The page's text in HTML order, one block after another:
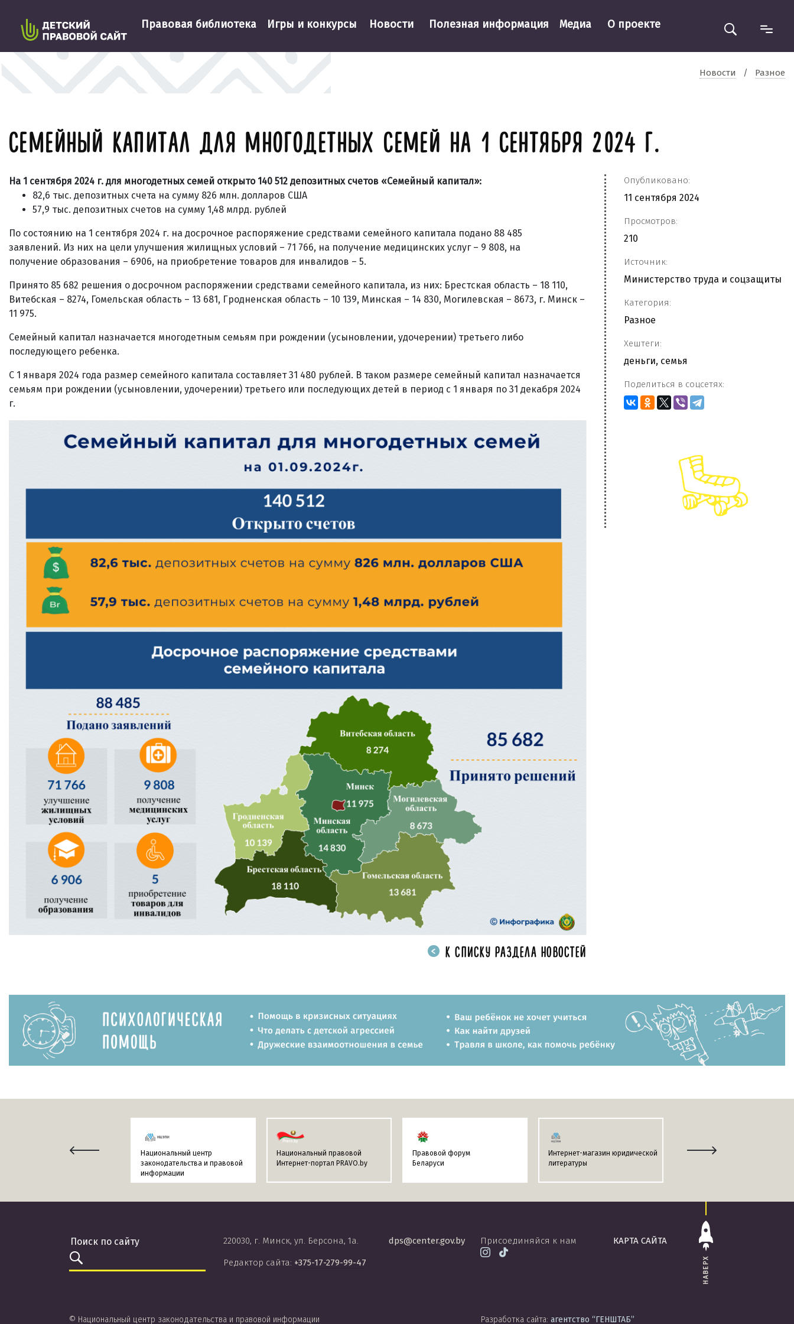
Правовая библиотека Игры и конкурсы Новости Полезная информация Медиа О проекте
Новости / Разное
СЕМЕЙНЫЙ КАПИТАЛ ДЛЯ МНОГОДЕТНЫХ СЕМЕЙ НА 1 СЕНТЯБРЯ 2024 Г.
На 1 сентября 2024 г. для многодетных семей открыто 140 512 депозитных счетов «Семейный капитал»:
82,6 тыс. депозитных счета на сумму 826 млн. долларов США
57,9 тыс. депозитных счетов на сумму 1,48 млрд. рублей
По состоянию на 1 сентября 2024 г. на досрочное распоряжение средствами семейного капитала подано 88 485
заявлений. Из них на цели улучшения жилищных условий – 71 766, на получение медицинских услуг– 9 808, на
получение образования – 6906, на приобретение товаров для инвалидов – 5.
Принято 85 682 решения о досрочном распоряжении средствами семейного капитала, из них: Брестская область – 18 110,
Витебская – 8274, Гомельская область – 13 681, Гродненская область – 10 139, Минская – 14 830, Могилевская – 8673, г. Минск –
11 975.
Семейный капитал назначается многодетным семьям при рождении (усыновлении, удочерении) третьего либо
последующего ребенка.
С 1 января 2024 года размер семейного капитала составляет 31 480 рублей. В таком размере семейный капитал назначается
семьям при рождении (усыновлении, удочерении) третьего или последующих детей в период с 1 января по 31 декабря 2024
г.
Опубликовано:
11 сентября 2024
Просмотров:
210
Источник:
Министерство труда и соцзащиты
Категория:
Разное
Хештеги:
деньги, семья
Поделиться в соцсетях:
К СПИСКУ РАЗДЕЛА НОВОСТЕЙ
Национальный центр
законодательства и правовой
информации
Национальный правовой
Интернет-портал PRAVO.by
Правовой форум
Беларуси
Интернет-магазин юридической
литературы
Информационно-поисковая
НАВЕРХ
КАРТА САЙТА
220030, г. Минск, ул. Берсона, 1а.
Редактор сайта: +375-17-279-99-47
dps@center.gov.by Присоединяйся к нам
© Национальный центр законодательства и правовой информации Разработка сайта: агентство “ГЕНШТАБ”